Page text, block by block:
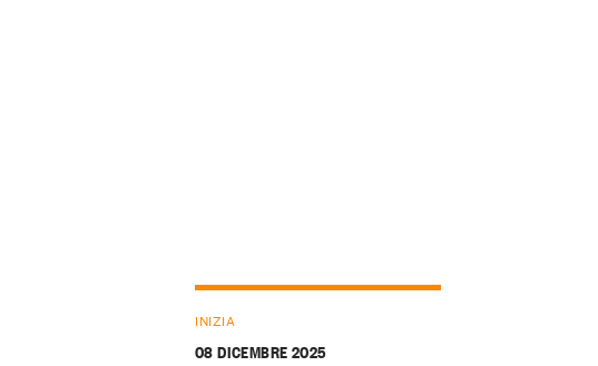
INIZIA
08 DICEMBRE 2025